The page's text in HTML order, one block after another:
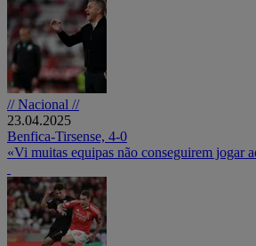
// Nacional //
23.04.2025
Benfica-Tirsense, 4-0
«Vi muitas equipas não conseguirem jogar